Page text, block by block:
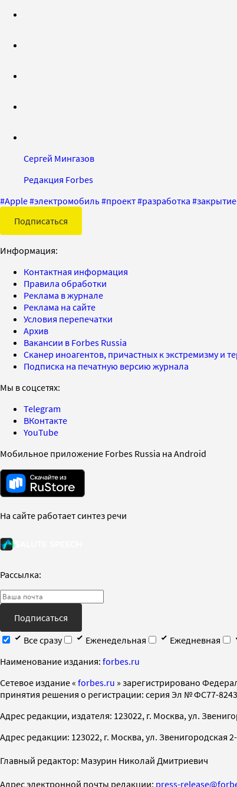
Сергей Мингазов
Редакция Forbes
#Apple#электромобиль#проект#разработка #закрытие
Подписаться
Информация:
Контактная информация
Правила обработки
Реклама в журнале
Реклама на сайте
Условия перепечатки
Архив
Вакансии в Forbes Russia
Сканер иноагентов, причастных к экстремизму и
Подписка на печатную версию журнала
Мы в соцсетях:
Telegram
ВКонтакте
YouTube
Мобильное приложение Forbes Russia на Android
На сайте работает синтез речи
Рассылка:
Подписаться
Все сразу
Еженедельная Ежедневная
Наименование издания: forbes.ru
Cетевое издание « forbes.ru » зарегистрировано
принятия решения о регистрации: серия Эл № ФС77-
Адрес редакции, издателя: 123022, г. Москва, ул.
Адрес редакции: 123022, г. Москва, ул. Звенигородская
Главный редактор: Мазурин Николай Дмитриевич
Адрес электронной почты редакции: press-